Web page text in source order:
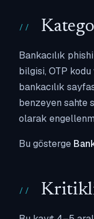
Bankacılık
bilgisi, OTP
bankacılık
benzeyen sahte
olarak
Bu gösterge